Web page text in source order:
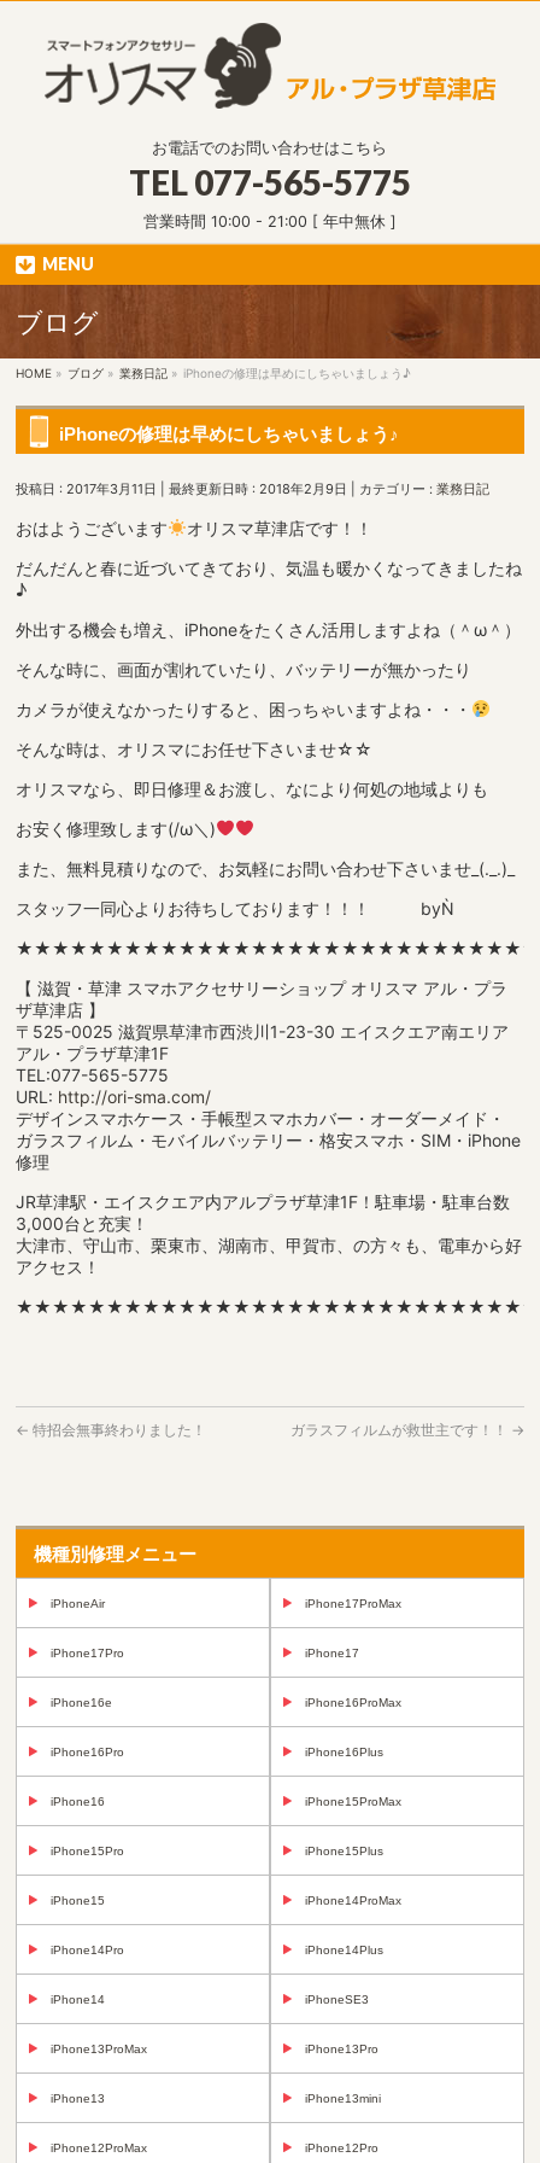
お電話でのお問い合わせはこちら
TEL077-565-5775
営業時間 10:00 - 21:00 [ 年中無休 ]
MENU
ブログ
HOME » ブログ » 業務日記 » iPhoneの修理は早めにしちゃいましょう♪
iPhoneの修理は早めにしちゃいましょう♪
投稿日 : 2017年3月11日 最終更新日時 : 2018年2月9日 カテゴリー :業務日記
おはようございます
オリスマ草津店です！！
だんだんと春に近づいてきており、気温も暖かくなってきましたね
♪
外出する機会も増え、iPhoneをたくさん活用しますよね（＾ω＾）
そんな時に、画面が割れていたり、バッテリーが無かったり
カメラが使えなかったりすると、困っちゃいますよね・・・
そんな時は、オリスマにお任せ下さいませ☆☆
オリスマなら、即日修理＆お渡し、なにより何処の地域よりも
お安く修理致します(/ω＼)
また、無料見積りなので、お気軽にお問い合わせ下さいませ_(._.)_
スタッフ一同心よりお待ちしております！！！ byǸ
【 滋賀・草津 スマホアクセサリーショップ オリスマ アル・プラ
ザ草津店 】
〒525-0025 滋賀県草津市西渋川1-23-30 エイスクエア南エリア
アル・プラザ草津1F
TEL:077-565-5775
URL: http://ori-sma.com/
デザインスマホケース・手帳型スマホカバー・オーダーメイド・
ガラスフィルム・モバイルバッテリー・格安スマホ・SIM・iPhone
修理
JR草津駅・エイスクエア内アルプラザ草津1F！駐車場・駐車台数
3,000台と充実！
大津市、守山市、栗東市、湖南市、甲賀市、の方々も、電車から好
アクセス！
← 特招会無事終わりました！ ガラスフィルムが救世主です！！ →
機種別修理メニュー
iPhoneAir iPhone17ProMax
iPhone17Pro iPhone17
iPhone16e iPhone16ProMax
iPhone16Pro iPhone16Plus
iPhone16 iPhone15ProMax
iPhone15Pro iPhone15Plus
iPhone15 iPhone14ProMax
iPhone14Pro iPhone14Plus
iPhone14 iPhoneSE3
iPhone13ProMax iPhone13Pro
iPhone13 iPhone13mini
iPhone12ProMax iPhone12Pro